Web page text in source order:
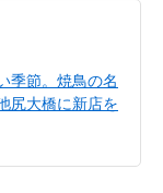
季節。焼鳥の名
尻大橋に新店を